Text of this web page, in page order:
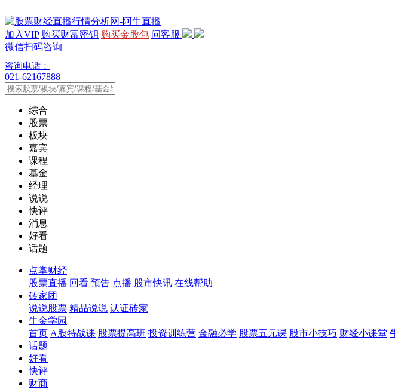
加入VIP 购买财富密钥 购买金股包 问客服
微信扫码咨询
咨询电话：
021-62167888
综合
股票
板块
嘉宾
课程
基金
经理
说说
快评
消息
好看
话题
点掌财经
股票直播 回看 预告 点播 股市快讯 在线帮助
砖家团
说说股票 精品说说 认证砖家
牛金学园
首页 A股特战课 股票提高班 投资训练营 金融必学 股票五元课 股市小技巧 财经小课堂
话题
好看
快评
财商